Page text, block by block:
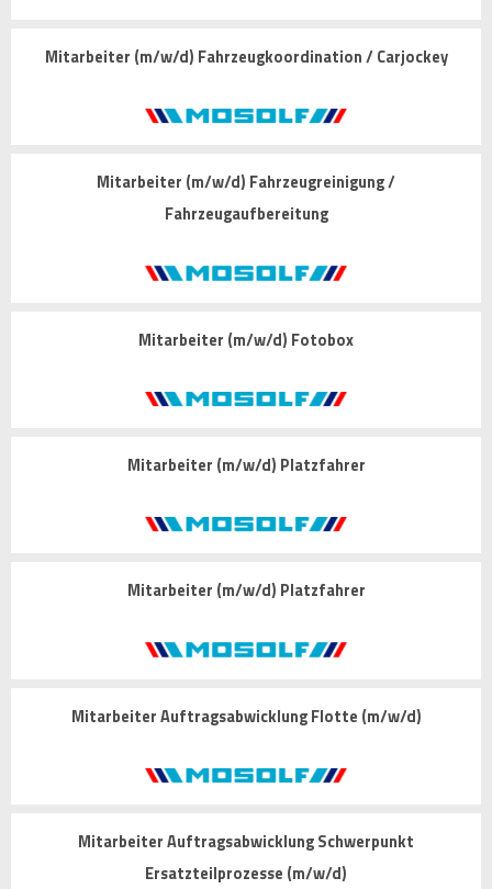
Mitarbeiter (m/w/d) Fahrzeugkoordination / Carjockey
Mitarbeiter (m/w/d) Fahrzeugreinigung /
Fahrzeugaufbereitung
Mitarbeiter (m/w/d) Fotobox
Mitarbeiter (m/w/d) Platzfahrer
Mitarbeiter (m/w/d) Platzfahrer
Mitarbeiter Auftragsabwicklung Flotte (m/w/d)
Mitarbeiter Auftragsabwicklung Schwerpunkt
Ersatzteilprozesse (m/w/d)